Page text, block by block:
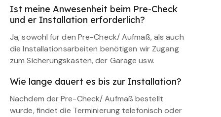
Ist meine Anwesenheit beim Pre-Check
und er Installation erforderlich?
Ja, sowohl für den Pre-Check/ Aufmaß, als auch
die Installationsarbeiten benötigen wir Zugang
zum Sicherungskasten, der Garage usw.
Wie lange dauert es bis zur Installation?
Nachdem der Pre-Check/ Aufmaß bestellt
wurde, findet die Terminierung telefonisch oder